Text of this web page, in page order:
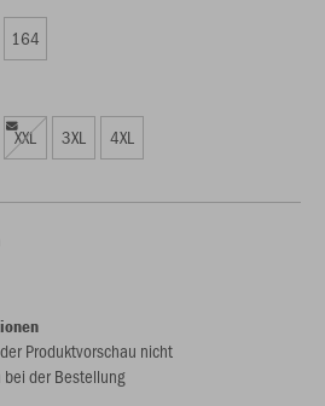
164
XXL 3XL 4XL
Produktvorschau nicht
der Bestellung